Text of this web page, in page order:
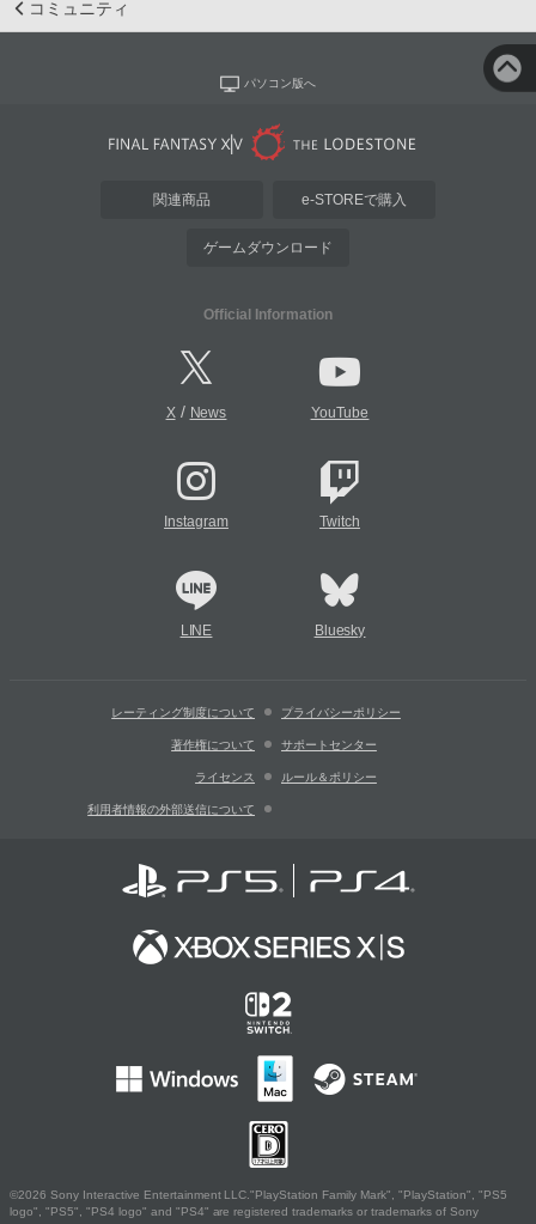
コミュニティ
パソコン版へ
関連商品 e-STOREで購入
ゲームダウンロード
Official Information
X/ News YouTube
Instagram Twitch
LINE Bluesky
レーティング制度について プライバシーポリシー
著作権について サポートセンター
ライセンス ルール＆ポリシー
利用者情報の外部送信について
©2026 Sony Interactive Entertainment LLC."PlayStation Family Mark", "PlayStation", "PS5
logo", "PS5", "PS4 logo" and "PS4" are registered trademarks or trademarks of Sony